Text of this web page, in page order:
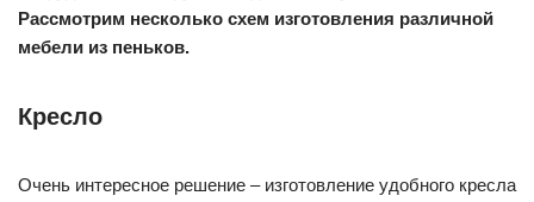
Рассмотрим несколько схем изготовления различной
мебели из пеньков.
Кресло
Очень интересное решение – изготовление удобного кресла